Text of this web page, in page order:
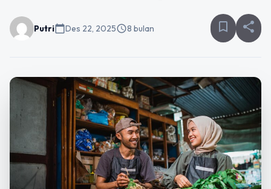
Putricalendar_todayDes 22, 2025schedule8 bulan bookmark_border share